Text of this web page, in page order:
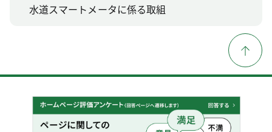
水道スマートメータに係る取組